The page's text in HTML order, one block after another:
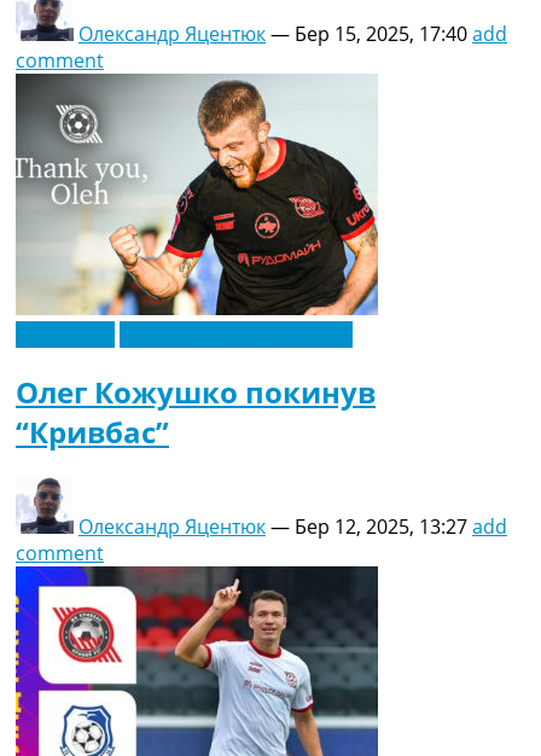
Олександр Яцентюк— Бер 15, 2025, 17:40add
comment
Олег Кожушко покинув
“Кривбас”
Олександр Яцентюк— Бер 12, 2025, 13:27add
comment